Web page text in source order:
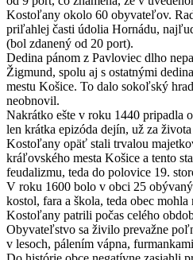
Kostoľany okolo 60 obyvateľov.
priľahlej časti údolia Hornádu,
(bol zdanený od 20 port).
Dedina pánom z Pavloviec dlho
Žigmund, spolu aj s ostatnými
mestu Košice. To dalo sokoľský
neobnovil.
Nakrátko ešte v roku 1440 pripadla
len krátka epizóda dejín, už za
Kostoľany opäť stali trvalou
kráľovského mesta Košice a tento
feudalizmu, teda do polovice 19.
V roku 1600 bolo v obci 25
kostol, fara a škola, teda obec
Kostoľany patrili počas celého
Obyvateľstvo sa živilo prevažne
v lesoch, pálením vápna,